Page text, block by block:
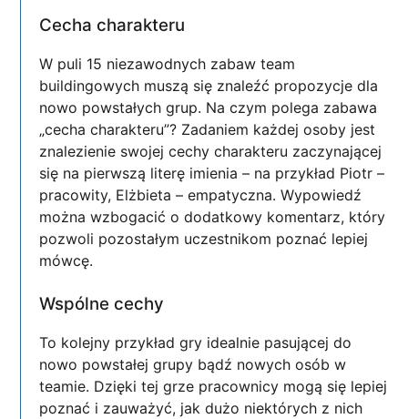
Cecha charakteru
W puli 15 niezawodnych zabaw team
buildingowych muszą się znaleźć propozycje dla
nowo powstałych grup. Na czym polega zabawa
„cecha charakteru”? Zadaniem każdej osoby jest
znalezienie swojej cechy charakteru zaczynającej
się na pierwszą literę imienia – na przykład Piotr –
pracowity, Elżbieta – empatyczna. Wypowiedź
można wzbogacić o dodatkowy komentarz, który
pozwoli pozostałym uczestnikom poznać lepiej
mówcę.
Wspólne cechy
To kolejny przykład gry idealnie pasującej do
nowo powstałej grupy bądź nowych osób w
teamie. Dzięki tej grze pracownicy mogą się lepiej
poznać i zauważyć, jak dużo niektórych z nich